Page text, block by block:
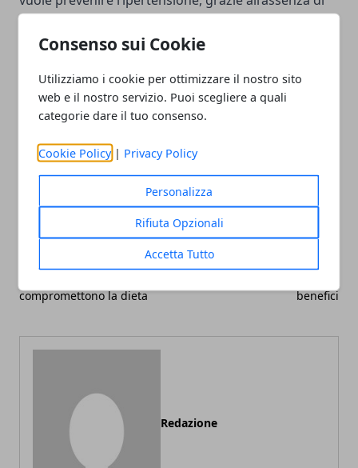
Consenso sui Cookie
Utilizziamo i cookie per ottimizzare il nostro sito
web e il nostro servizio. Puoi scegliere a quali
categorie dare il tuo consenso.
Cookie Policy | Privacy Policy
Personalizza
Rifiuta Opzionali
Accetta Tutto
dieta di chi soffre di celiachia o intolleranza al
Facebook
TwitterWhatsapp
compromettono la dieta
benefici
Redazione